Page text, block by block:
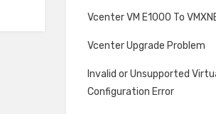
Vcenter VM E1000 To
Vcenter Upgrade Problem
Invalid or Unsupported
Configuration Error